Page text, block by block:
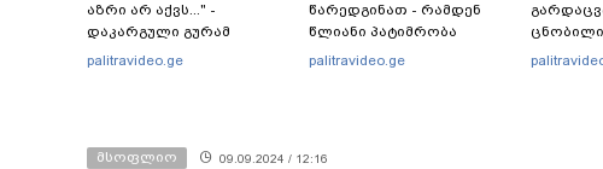
აზრი არ აქვს..." -
დაკარგული გურამ
დადიანიძის დედის
palitravideo.ge
წარედგინათ - რამდენ
წლიანი პატიმრობა
ემუქრებათ
palitravideo.ge
პასუხი
მსოფლიო 09.09.2024 / 12:16